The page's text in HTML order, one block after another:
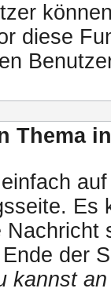
diese
Thema
der
kannst